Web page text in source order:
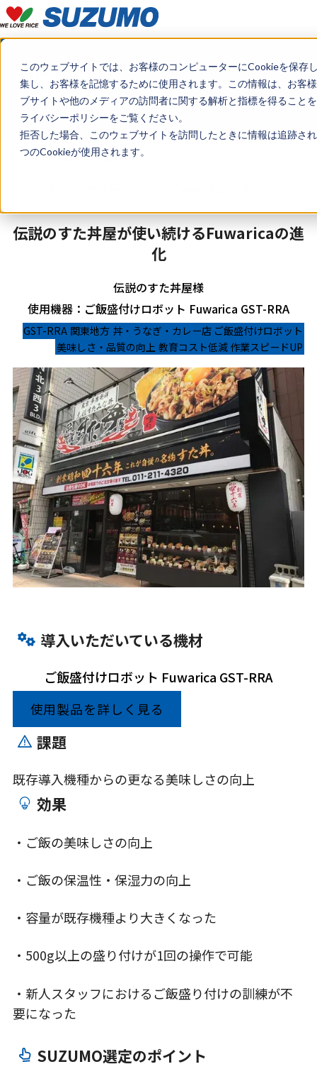
このウェブサイトでは、お客様のコンピューターにCookieを保
集し、お客様を記憶するために使用されます。この情報は、お客
ブサイトや他のメディアの訪問者に関する解析と指標を得ること
ライバシーポリシーをご覧ください。
拒否した場合、このウェブサイトを訪問したときに情報は追跡さ
つのCookieが使用されます。
Testimonials
お客様事例
トップ
お客様事例
伝説のすた丼屋が使い続けるFuwaricaの進
化
伝説のすた丼屋様
使用機器：ご飯盛付けロボット Fuwarica GST-RRA
ご飯盛付けロボット
丼・うなぎ・カレー店
関東地方
GST-RRA
作業スピードUP
教育コスト低減
美味しさ・品質の向上
導入いただいている機材
ご飯盛付けロボット Fuwarica GST-RRA
使用製品を詳しく見る
課題
既存導入機種からの更なる美味しさの向上
効果
・ご飯の美味しさの向上
・ご飯の保温性・保湿力の向上
・容量が既存機種より大きくなった
・500g以上の盛り付けが1回の操作で可能
・新人スタッフにおけるご飯盛り付けの訓練が不
要になった
SUZUMO選定のポイント